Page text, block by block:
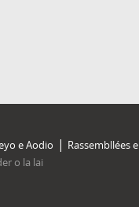
e Aodio
Rassembllées
o la lai